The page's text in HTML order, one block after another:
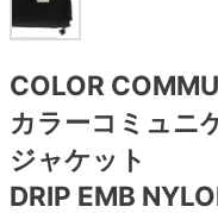
COLOR
カラーコミュニ
ジャケット
DRIP EMB
8.7inch
8.8inch
8.9inch
8.8inch
8.9inch
9.0inch以上
72mm
75mm
110mm
29cm
29.5cm
30cm